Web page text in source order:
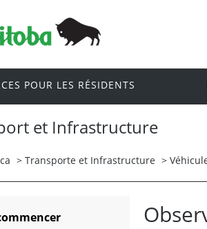
POUR LES RÉSIDENTS
et Infrastructure
> Transporte et Infrastructure >